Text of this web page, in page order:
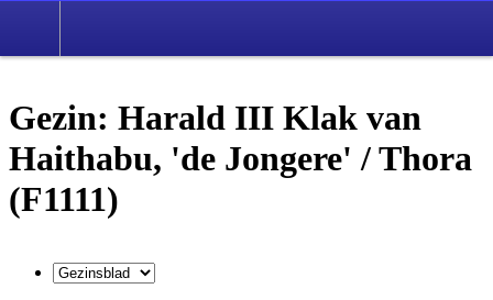
Gezin: Harald III Klak van
Haithabu, 'de Jongere' / Thora
(F1111)